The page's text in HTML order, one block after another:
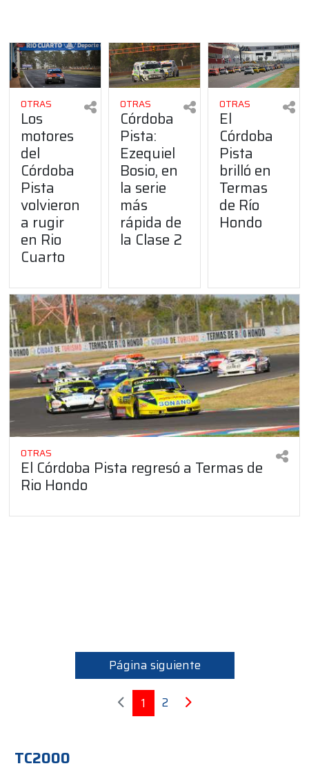
OTRAS
Los
motores
del
Córdoba
Pista
volvieron
a rugir
en Rio
Cuarto
OTRAS
Córdoba
Pista:
Ezequiel
Bosio, en
la serie
más
rápida de
la Clase 2
OTRAS
El
Córdoba
Pista
brilló en
Termas
de Río
Hondo
OTRAS
El Córdoba Pista regresó a Termas de
Rio Hondo
Página siguiente
1 2
TC2000